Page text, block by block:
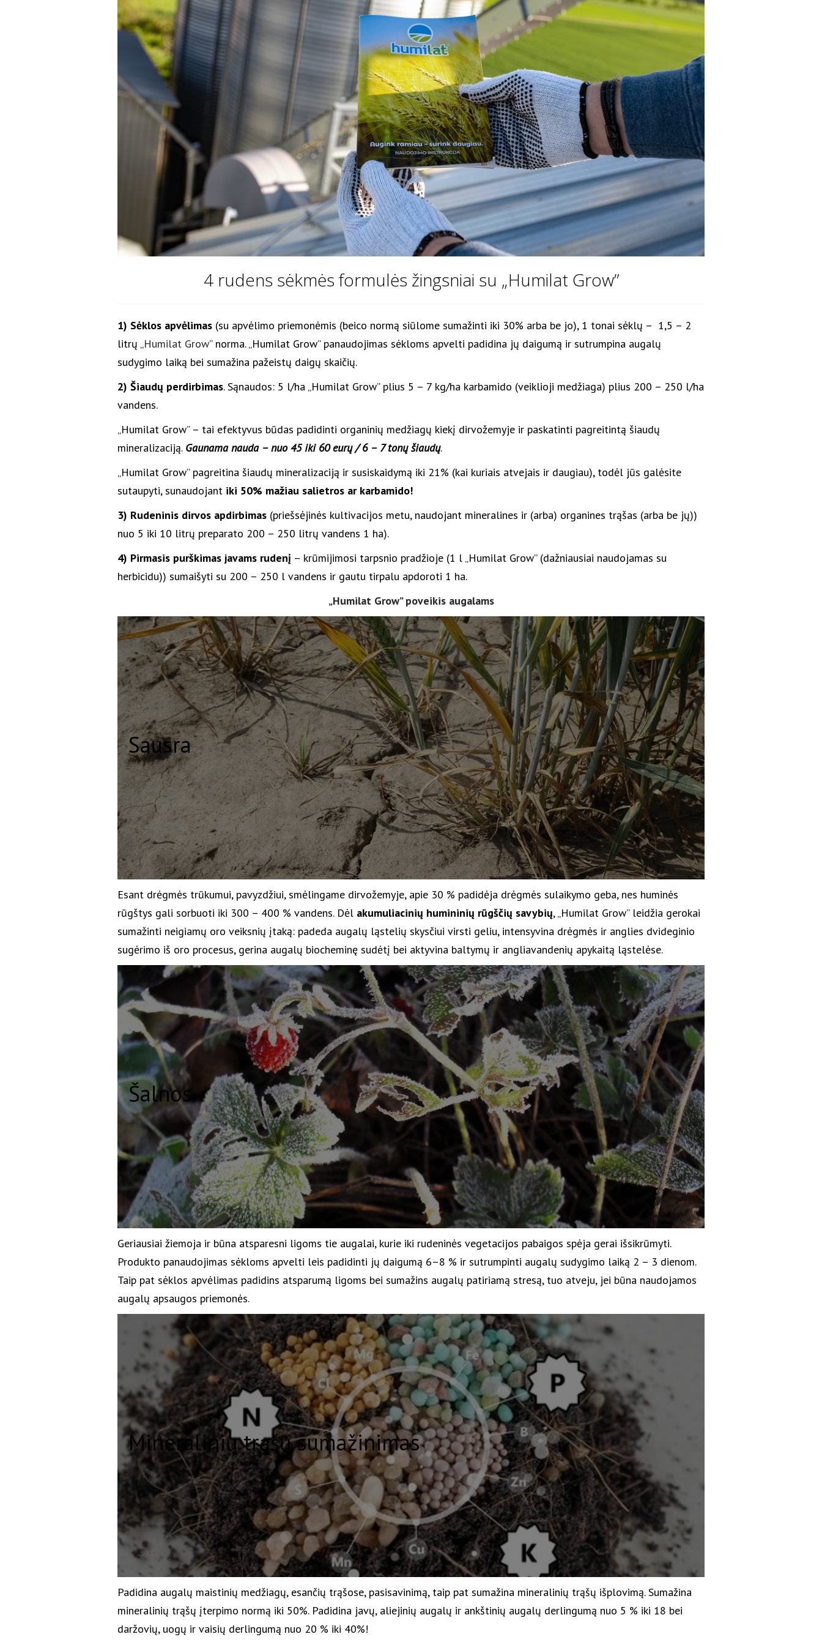
4 rudens sėkmės formulės žingsniai su „Humilat Grow”
1) Sėklos apvėlimas (su apvėlimo priemonėmis (beico normą siūlome sumažinti iki 30% arba be jo), 1 tonai sėklų – 1,5 – 2
litrų „Humilat Grow” norma. „Humilat Grow” panaudojimas sėkloms apvelti padidina jų daigumą ir sutrumpina augalų
sudygimo laiką bei sumažina pažeistų daigų skaičių.
2) Šiaudų perdirbimas. Sąnaudos: 5 l/ha „Humilat Grow” plius 5 – 7 kg/ha karbamido (veiklioji medžiaga) plius 200 – 250 l/ha
vandens.
„Humilat Grow” – tai efektyvus būdas padidinti organinių medžiagų kiekį dirvožemyje ir paskatinti pagreitintą šiaudų
mineralizaciją. Gaunama nauda – nuo 45 iki 60 eurų / 6 – 7 tonų šiaudų.
„Humilat Grow” pagreitina šiaudų mineralizaciją ir susiskaidymą iki 21% (kai kuriais atvejais ir daugiau), todėl jūs galėsite
sutaupyti, sunaudojant iki 50% mažiau salietros ar karbamido!
3) Rudeninis dirvos apdirbimas (priešsėjinės kultivacijos metu, naudojant mineralines ir (arba) organines trąšas (arba be jų))
nuo 5 iki 10 litrų preparato 200 – 250 litrų vandens 1 ha).
4) Pirmasis purškimas javams rudenį – krūmijimosi tarpsnio pradžioje (1 l „Humilat Grow” (dažniausiai naudojamas su
herbicidu)) sumaišyti su 200 – 250 l vandens ir gautu tirpalu apdoroti 1 ha.
„Humilat Grow” poveikis augalams
Sausra
Esant drėgmės trūkumui, pavyzdžiui, smėlingame dirvožemyje, apie 30 % padidėja drėgmės sulaikymo geba, nes huminės
rūgštys gali sorbuoti iki 300 – 400 % vandens. Dėl akumuliacinių humininių rūgščių savybių, „Humilat Grow” leidžia gerokai
sumažinti neigiamų oro veiksnių įtaką: padeda augalų ląstelių skysčiui virsti geliu, intensyvina drėgmės ir anglies dvideginio
sugėrimo iš oro procesus, gerina augalų biocheminę sudėtį bei aktyvina baltymų ir angliavandenių apykaitą ląstelėse.
Šalnos
Geriausiai žiemoja ir būna atsparesni ligoms tie augalai, kurie iki rudeninės vegetacijos pabaigos spėja gerai išsikrūmyti.
Produkto panaudojimas sėkloms apvelti leis padidinti jų daigumą 6–8 % ir sutrumpinti augalų sudygimo laiką 2 – 3 dienom.
Taip pat sėklos apvėlimas padidins atsparumą ligoms bei sumažins augalų patiriamą stresą, tuo atveju, jei būna naudojamos
augalų apsaugos priemonės.
Mineralinių trąšų sumažinimas
Padidina augalų maistinių medžiagų, esančių trąšose, pasisavinimą, taip pat sumažina mineralinių trąšų išplovimą. Sumažina
mineralinių trąšų įterpimo normą iki 50%. Padidina javų, aliejinių augalų ir ankštinių augalų derlingumą nuo 5 % iki 18 bei
daržovių, uogų ir vaisių derlingumą nuo 20 % iki 40%!